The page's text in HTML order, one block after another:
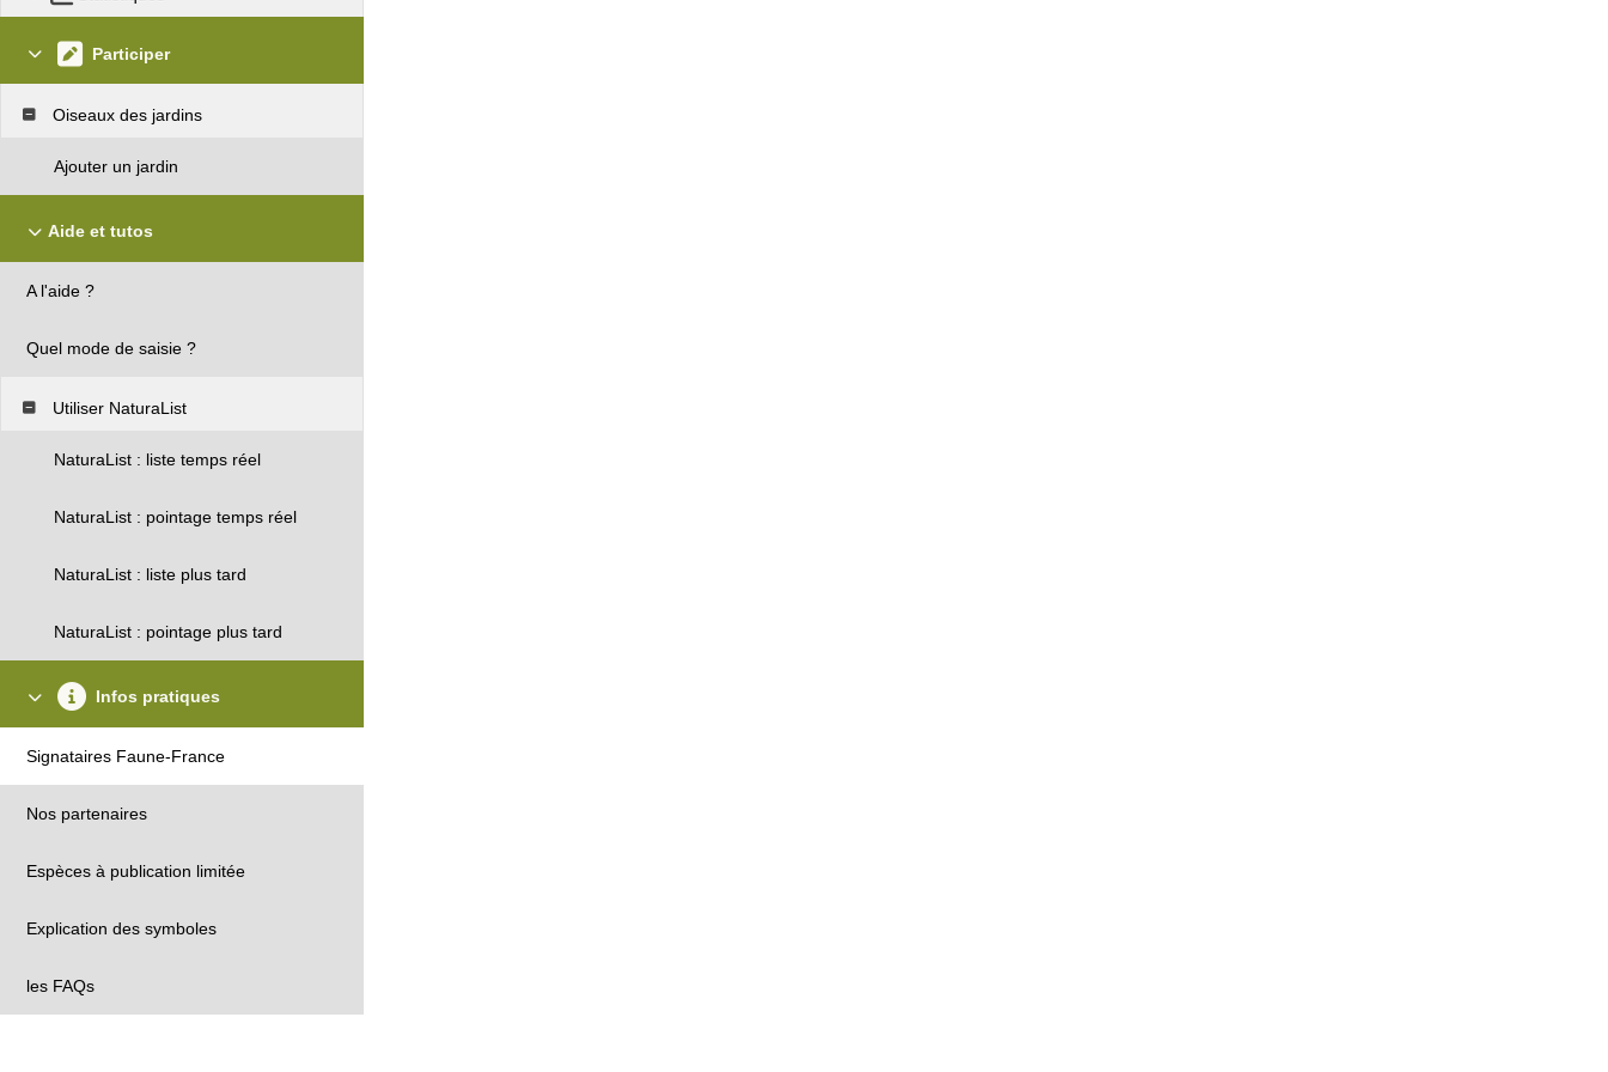
Participer
Oiseaux des jardins
Ajouter un jardin
Aide et tutos
A l'aide ?
Quel mode de saisie ?
Utiliser NaturaList
NaturaList : liste temps réel
NaturaList : pointage temps réel
NaturaList : liste plus tard
NaturaList : pointage plus tard
Infos pratiques
Signataires Faune-France
Nos partenaires
Espèces à publication limitée
Explication des symboles
les FAQs